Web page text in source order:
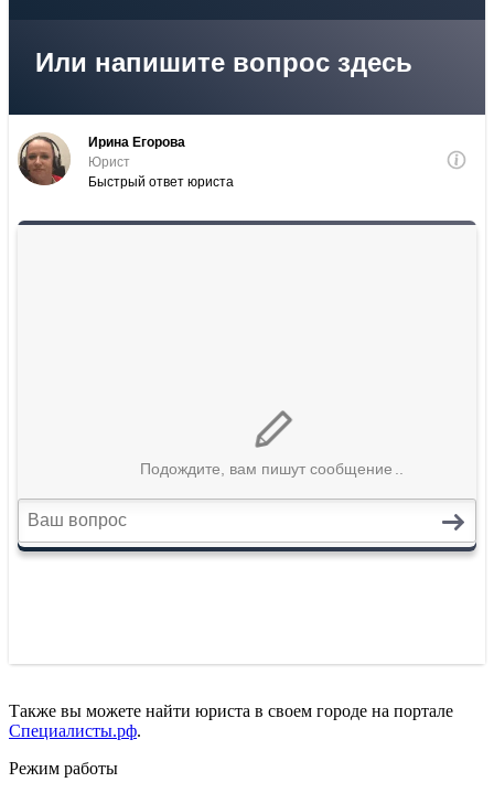
Также вы можете найти юриста в своем городе на портале
Специалисты.рф.
Режим работы